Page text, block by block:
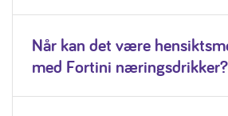
Når kan det være
med Fortini næringsdrikker?